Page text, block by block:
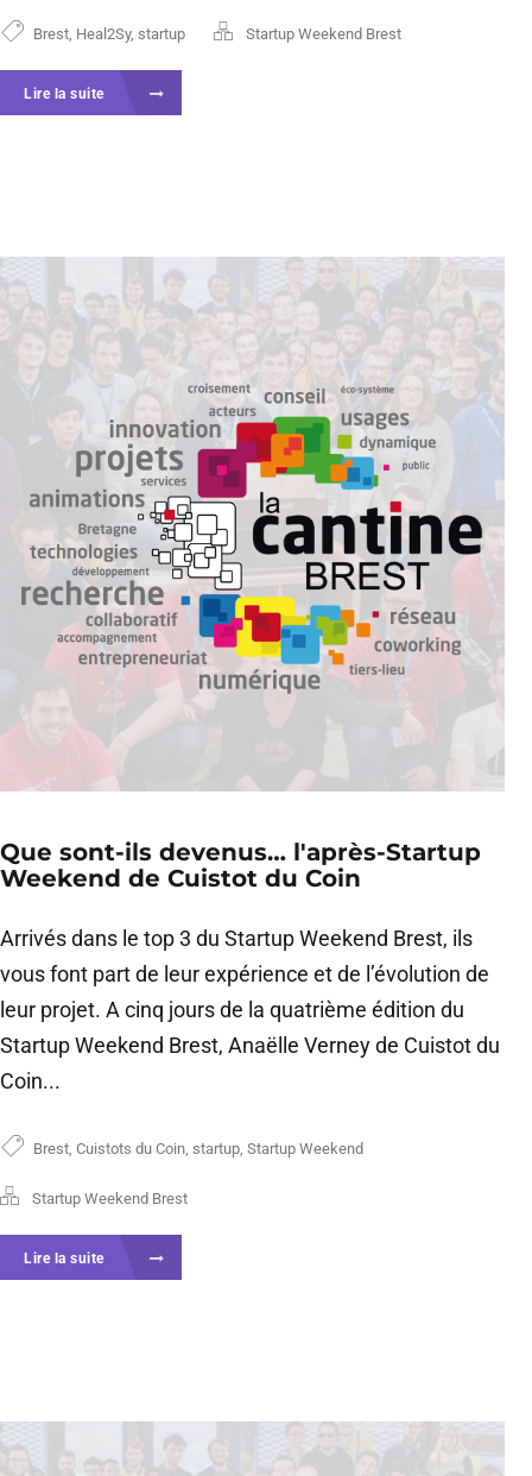
Brest Heal2Sy, startup Startup Weekend Brest
Lire la suite
Que sont-ils devenus… l'après-Startup
Weekend de Cuistot du Coin
Arrivés dans le top 3 du Startup Weekend Brest, ils
vous font part de leur expérience et de l’évolution de
leur projet. A cinq jours de la quatrième édition du
Startup Weekend Brest, Anaëlle Verney de Cuistot du
Coin...
Brest Cuistots du Coin startup Startup Weekend
Startup Weekend Brest
Lire la suite